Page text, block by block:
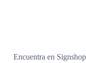
Encuentra en